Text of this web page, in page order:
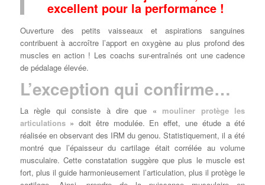
excellent pour la performance !
Ouverture des petits vaisseaux et aspirations sanguines
contribuent à accroître l’apport en oxygène au plus profond des
muscles en action ! Les coachs sur-entraînés ont une cadence
de pédalage élevée.
L’exception qui confirme…
La règle qui consiste à dire que « mouliner protège les
articulations» doit être modulée. En effet, une étude a été
réalisée en observant des IRM du genou. Statistiquement, il a été
montré que l’épaisseur du cartilage était corrélée au volume
musculaire. Cette constatation suggère que plus le muscle est
fort, plus il guide harmonieusement l’articulation, plus il protège le